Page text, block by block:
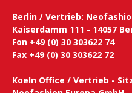
Berlin / Vertrieb:
Kaiserdamm 111 - 14057
Fon +49 (0) 30 303622 74
Fax +49 (0) 30 303622 72
Koeln Office / Vertrieb -